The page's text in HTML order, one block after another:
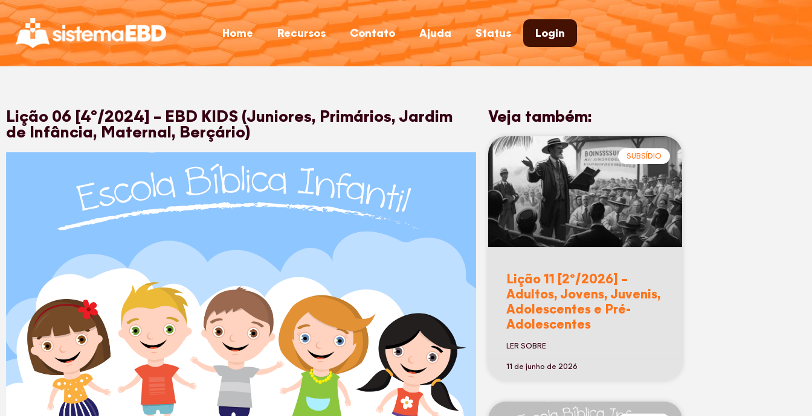
Home Recursos Contato Ajuda Status Login
Lição 06 [4º/2024] – EBD KIDS (Juniores, Primários, Jardim
de Infância, Maternal, Berçário)
Veja também:
SUBSÍDIO
Lição 11 [2º/2026] –
Adultos, Jovens, Juvenis,
Adolescentes e Pré-
Adolescentes
LER SOBRE
11 de junho de 2026